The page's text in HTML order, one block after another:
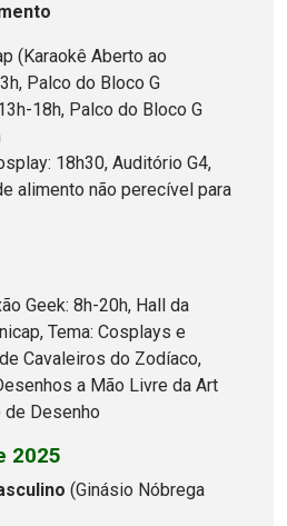
(Karaokê Aberto ao
Palco do Bloco G
18h, Palco do Bloco G
18h30, Auditório G4,
alimento não perecível para
Geek: 8h-20h, Hall da
Tema: Cosplays e
Cavaleiros do Zodíaco,
a Mão Livre da Art
de Desenho
2025
(Ginásio Nóbrega